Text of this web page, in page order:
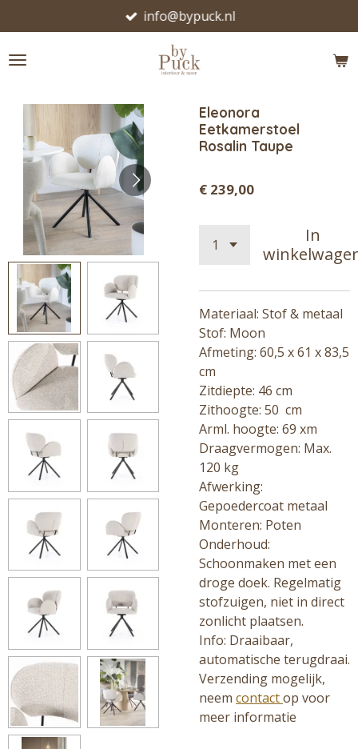
direct
naar
info@bypuck.nl
Eleonora
Eetkamerstoel
Rosalin Taupe
€ 239,00
In
Materiaal: Stof & metaal
Stof: Moon
Afmeting: 60,5 x 61 x 83,5
cm
Zitdiepte: 46 cm
Zithoogte: 50 cm
Arml. hoogte: 69 xm
Draagvermogen: Max.
120 kg
Afwerking:
Gepoedercoat metaal
Monteren: Poten
Onderhoud:
Schoonmaken met een
droge doek. Regelmatig
stofzuigen, niet in direct
zonlicht plaatsen.
Info: Draaibaar,
automatische terugdraai.
Verzending mogelijk,
neem contactop voor
meer informatie